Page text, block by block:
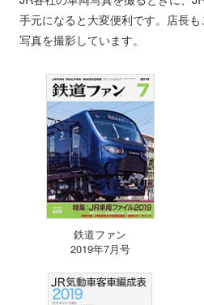
手元になると大変便利です。店長
写真を撮影しています。
鉄道ファン
2019年7月号